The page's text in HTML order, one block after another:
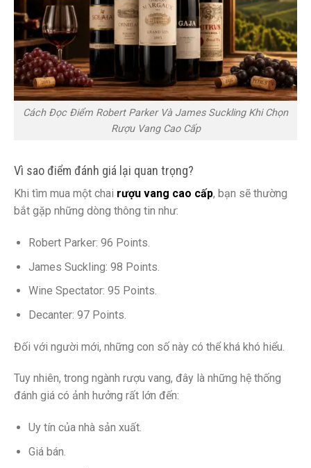
Cách Đọc Điểm Robert Parker Và James Suckling Khi Chọn
Rượu Vang Cao Cấp
Vì sao điểm đánh giá lại quan trọng?
Khi tìm mua một chai rượu vang cao cấp, bạn sẽ thường
bắt gặp những dòng thông tin như:
Robert Parker: 96 Points.
James Suckling: 98 Points.
Wine Spectator: 95 Points.
Decanter: 97 Points.
Đối với người mới, những con số này có thể khá khó hiểu.
Tuy nhiên, trong ngành rượu vang, đây là những hệ thống
đánh giá có ảnh hưởng rất lớn đến:
Uy tín của nhà sản xuất.
Giá bán.